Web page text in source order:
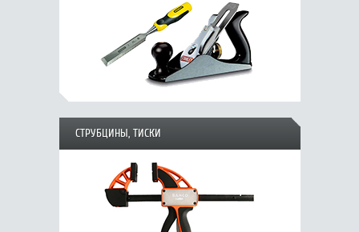
СТРУБЦИНЫ, ТИСКИ